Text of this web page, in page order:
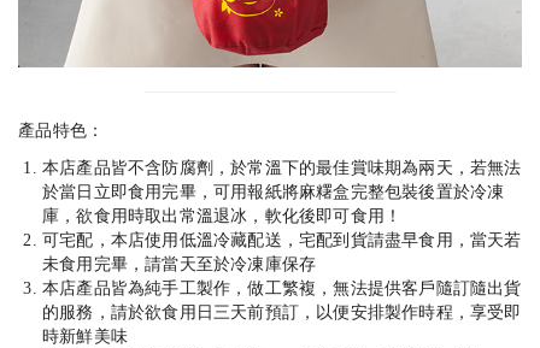
產品特色：
本店產品皆不含防腐劑，於常溫下的最佳賞味期為兩天，若無法
於當日立即食用完畢，可用報紙將麻糬盒完整包裝後置於冷凍
庫，欲食用時取出常溫退冰，軟化後即可食用！
可宅配，本店使用低溫冷藏配送，宅配到貨請盡早食用，當天若
未食用完畢，請當天至於冷凍庫保存
本店產品皆為純手工製作，做工繁複，無法提供客戶隨訂隨出貨
的服務，請於欲食用日三天前預訂，以便安排製作時程，享受即
時新鮮美味